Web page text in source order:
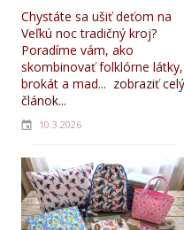
Chystáte sa ušiť deťom na
Veľkú noc tradičný kroj?
Poradíme vám, ako
skombinovať folklórne látky,
brokát a mad... zobraziť celý
článok...
10.3.2026